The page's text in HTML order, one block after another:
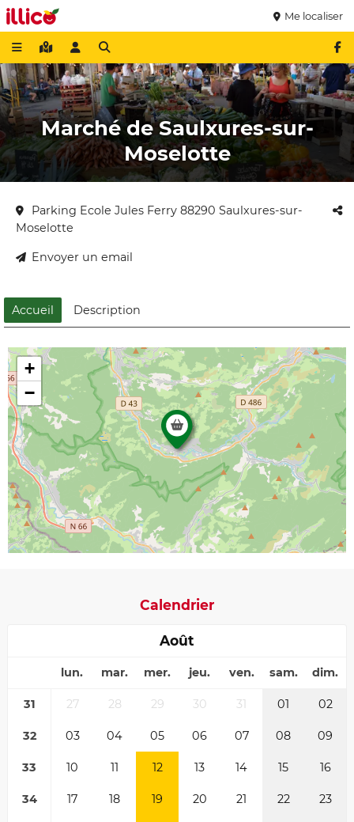
Me localiser
Marché de Saulxures-sur-
Moselotte
Parking Ecole Jules Ferry 88290 Saulxures-sur-
Moselotte
Envoyer un email
Accueil Description
+
−
Calendrier
Août
lun. mar. mer. jeu. ven. sam. dim.
31 27 28 29 30 31 01 02
32 03 04 05 06 07 08 09
33 10 11 12 13 14 15 16
34 17 18 19 20 21 22 23